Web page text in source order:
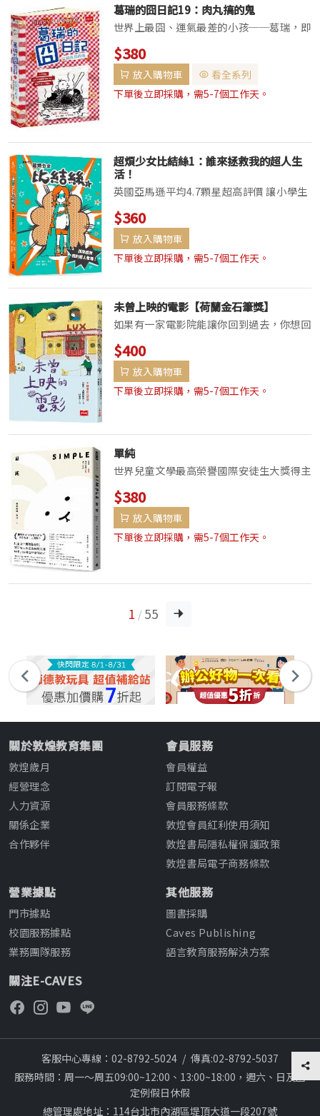
葛瑞的囧日記19：肉丸搞的鬼
世界上最囧、運氣最差的小孩──葛瑞，即
將展開十三人加一隻狗的家族旅行！荒腔走
板、高潮迭起、衰事連連的故事誰不愛聽？
點子實驗王葛瑞+各種突發意外=寫不完的
囧日記！讀葛瑞的爆笑成長故事，紓解你的
$380
放入購物車
看全系列
下單後立即採購，需5-7個工作天。
超煩少女比結絲1：誰來拯救我的超人生
活！
英國亞馬遜平均4.7顆星超高評價 讓小學生
最有共鳴、同哭同笑的成長故事 孩子的第
一本圖像小說、閱讀長文的最佳入門 幽默
風趣 小學生也需要的紓壓文本 小學女孩版
的葛瑞的囧日記 「如果你是我，你就會知
$360
放入購物車
下單後立即採購，需5-7個工作天。
未曾上映的電影【荷蘭金石筆獎】
如果有一家電影院能讓你回到過去，你想回
到生命中的哪一刻呢？悲傷又療癒的魔幻書
寫，以穿越元素包裝親情與人性，一本從頭
至尾感動人心、令人再三回味的書！榮獲
2022年荷蘭金石筆獎荷蘭銷量破5萬冊海外
$400
放入購物車
下單後立即採購，需5-7個工作天。
單純
世界兒童文學最高榮譽國際安徒生大獎得主
以童真化開煩惱糾結讓所有人在感動和歡笑
間珍惜那份超越年齡的童心他是一名柔弱的
年輕男子，一頭亂髮，雙眼像魔術幻燈一
樣，當中流轉著王子、海盜、獨角獸、精
$380
放入購物車
下單後立即採購，需5-7個工作天。
1 / 55
關於敦煌教育集團
敦煌歲月
經營理念
人力資源
關係企業
合作夥伴
會員服務
會員權益
訂閱電子報
會員服務條款
敦煌會員紅利使用須知
敦煌書局隱私權保護政策
敦煌書局電子商務條款
營業據點
門市據點
校園服務據點
業務團隊服務
其他服務
圖書採購
Caves Publishing
語言教育服務解決方案
關注E-CAVES
客服中心專線：02-8792-5024 / 傳真:02-8792-5037
服務時間：周一～周五09:00~12:00、13:00~18:00，週六、日及國
定例假日休假
總管理處地址：114台北市內湖區堤頂大道一段207號